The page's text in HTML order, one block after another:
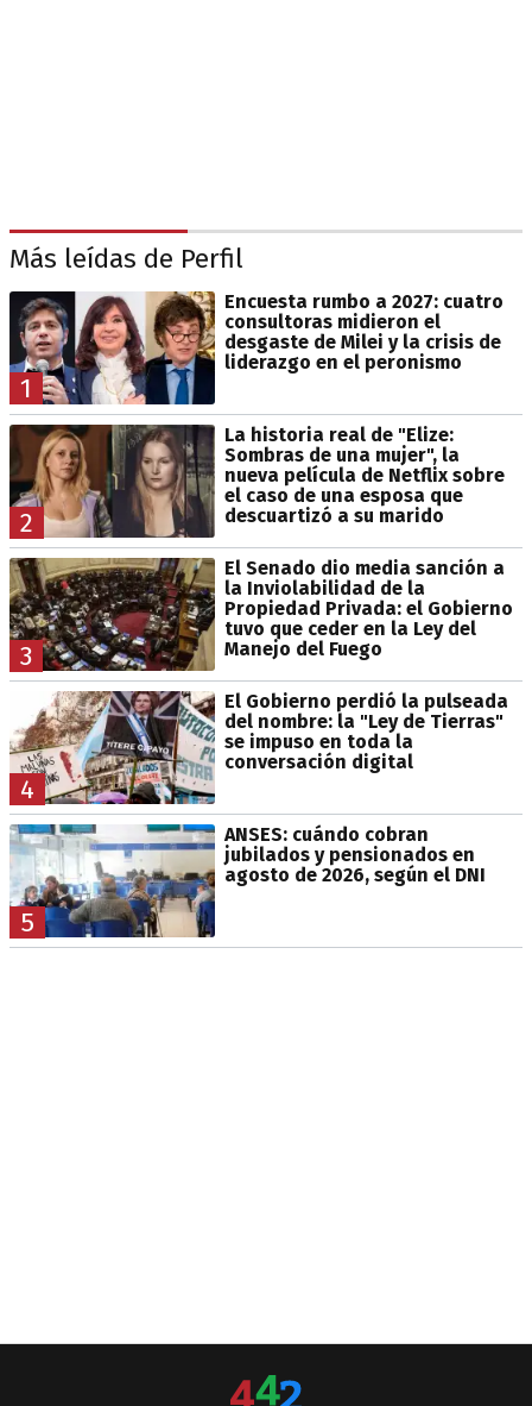
Más leídas de Perfil
1
Encuesta rumbo a 2027: cuatro
consultoras midieron el
desgaste de Milei y la crisis de
liderazgo en el peronismo
2
La historia real de "Elize:
Sombras de una mujer", la
nueva película de Netflix sobre
el caso de una esposa que
descuartizó a su marido
3
El Senado dio media sanción a
la Inviolabilidad de la
Propiedad Privada: el Gobierno
tuvo que ceder en la Ley del
Manejo del Fuego
4
El Gobierno perdió la pulseada
del nombre: la "Ley de Tierras"
se impuso en toda la
conversación digital
5
ANSES: cuándo cobran
jubilados y pensionados en
agosto de 2026, según el DNI